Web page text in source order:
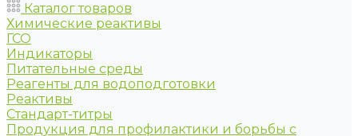
Каталог товаров
Химические реактивы
ГСО
Индикаторы
Питательные среды
Реагенты для водоподготовки
Реактивы
Стандарт-титры
Продукция для профилактики и борьбы с